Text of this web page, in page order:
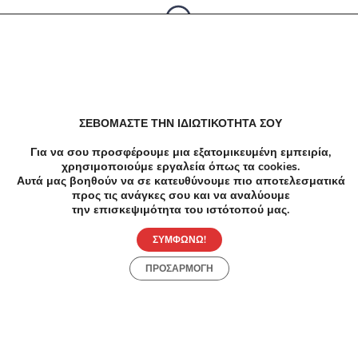
ΣΕΒΟΜΑΣΤΕ ΤΗΝ ΙΔΙΩΤΙΚΟΤΗΤΑ ΣΟΥ
Για να σου προσφέρουμε μια εξατομικευμένη εμπειρία,
χρησιμοποιούμε εργαλεία όπως τα cookies.
Αυτά μας βοηθούν να σε κατευθύνουμε πιο αποτελεσματικά
προς τις ανάγκες σου και να αναλύουμε
την επισκεψιμότητα του ιστότοπού μας.
ΣΥΜΦΩΝΩ!
ΠΡΟΣΑΡΜΟΓΗ